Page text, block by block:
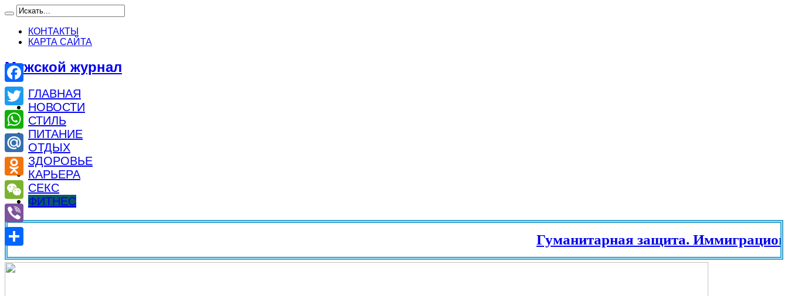
КОНТАКТЫ
КАРТА САЙТА
Мужской журнал
ГЛАВНАЯ
НОВОСТИ
СТИЛЬ
ПИТАНИЕ
ОТДЫХ
ЗДОРОВЬЕ
КАРЬЕРА
СЕКС
ФИТНЕС
Гуманитарная защита. Иммиграционный
Facebook
Twitter
WhatsApp
Mail.Ru
Odnoklassniki
WeChat
Viber
Отправить